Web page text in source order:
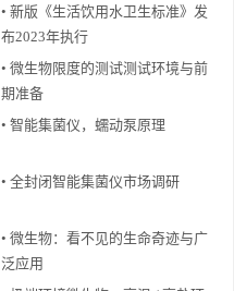
• 新版《生活饮用水卫生标准》发
布2023年执行
• 微生物限度的测试测试环境与前
期准备
• 智能集菌仪，蠕动泵原理
• 全封闭智能集菌仪市场调研
• 微生物：看不见的生命奇迹与广
泛应用